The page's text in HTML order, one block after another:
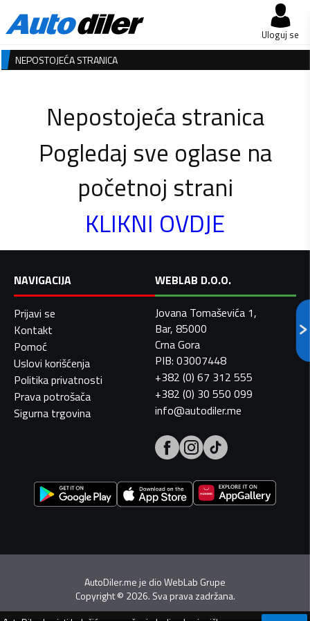
Uloguj se
NEPOSTOJEĆA STRANICA
Nepostojeća stranica
Pogledaj sve oglase na
početnoj strani
KLIKNI OVDJE
NAVIGACIJA
Prijavi se
Kontakt
Pomoć
Uslovi korišćenja
Politika privatnosti
Prava potrošača
Sigurna trgovina
WEBLAB D.O.O.
Jovana Tomaševića 1,
Bar, 85000
Crna Gora
PIB: 03007448
+382 (0) 67 312 555
+382 (0) 30 550 099
info@autodiler.me
AutoDiler.me je dioWebLab Grupe
Copyright© 2026. Sva prava zadržana.